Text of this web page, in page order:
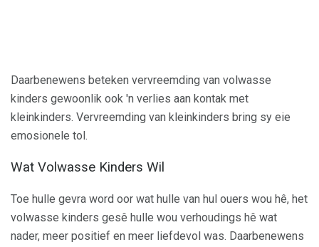
Daarbenewens beteken vervreemding van volwasse
kinders gewoonlik ook 'n verlies aan kontak met
kleinkinders. Vervreemding van kleinkinders bring sy eie
emosionele tol.
Wat Volwasse Kinders Wil
Toe hulle gevra word oor wat hulle van hul ouers wou hê, het
volwasse kinders gesê hulle wou verhoudings hê wat
nader, meer positief en meer liefdevol was. Daarbenewens